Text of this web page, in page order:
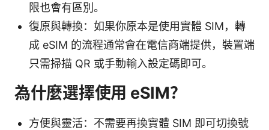
限也會有區別。
復原與轉換：如果你原本是使用實體 SIM，轉
成 eSIM 的流程通常會在電信商端提供，裝置端
只需掃描 QR 或手動輸入設定碼即可。
為什麼選擇使用 eSIM？
方便與靈活：不需要再換實體 SIM 即可切換號